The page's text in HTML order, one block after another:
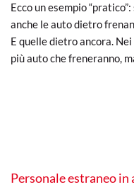
Ecco un esempio
anche le auto dietro
E quelle dietro ancora.
più auto che freneranno,
Personale estraneo